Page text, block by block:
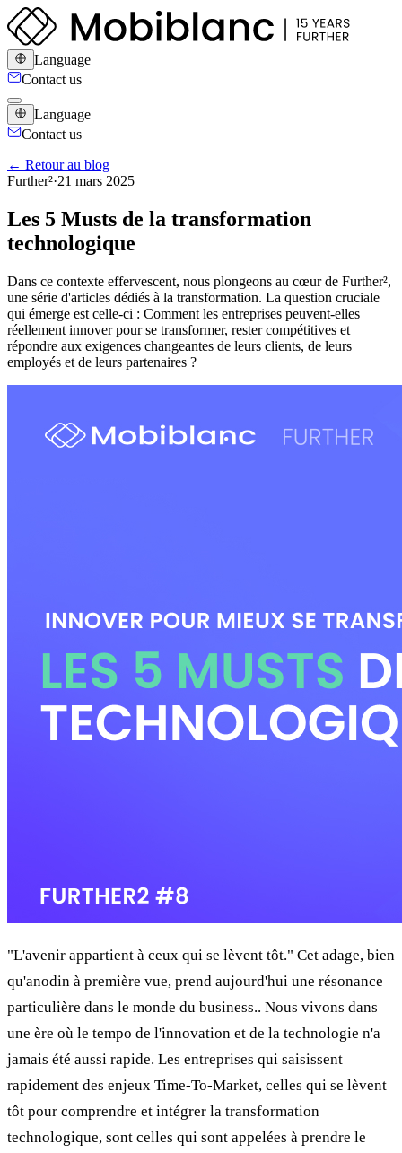
Language
Contact us
Language
Contact us
← Retour au blog
Further²·21 mars 2025
Les 5 Musts de la transformation
technologique
Dans ce contexte effervescent, nous plongeons au cœur de Further²,
une série d'articles dédiés à la transformation. La question cruciale
qui émerge est celle-ci : Comment les entreprises peuvent-elles
réellement innover pour se transformer, rester compétitives et
répondre aux exigences changeantes de leurs clients, de leurs
employés et de leurs partenaires ?
"L'avenir appartient à ceux qui se lèvent tôt." Cet adage, bien
qu'anodin à première vue, prend aujourd'hui une résonance
particulière dans le monde du business.. Nous vivons dans
une ère où le tempo de l'innovation et de la technologie n'a
jamais été aussi rapide. Les entreprises qui saisissent
rapidement des enjeux Time-To-Market, celles qui se lèvent
tôt pour comprendre et intégrer la transformation
technologique, sont celles qui sont appelées à prendre le